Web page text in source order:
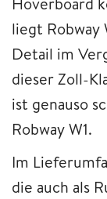
liegt Robway
Detail im
dieser Zoll-
ist genauso
Robway W1.
Im
die auch als